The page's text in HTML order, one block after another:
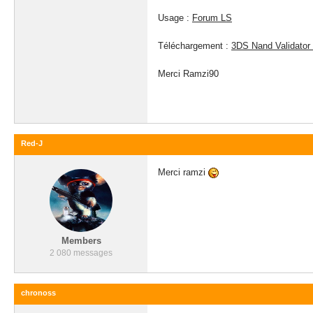
Usage : Forum LS
Téléchargement : 3DS Nand Validator
Merci Ramzi90
Red-J
Members
2 080 messages
Merci ramzi
chronoss